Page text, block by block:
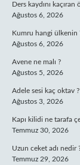
Ders kaydını kaçıran
Ağustos 6, 2026
Kumru hangi ülkenin
Ağustos 6, 2026
Avene ne malı ?
Ağustos 5, 2026
Adele sesi kaç oktav ?
Ağustos 3, 2026
Kapı kilidi ne tarafa
Temmuz 30, 2026
Uzun ceket adı nedir
Temmuz 29, 2026